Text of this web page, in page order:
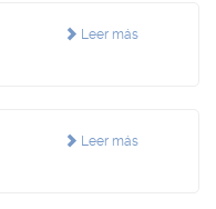
Leer más
Leer más